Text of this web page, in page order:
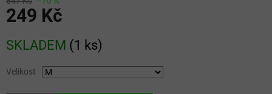
249 Kč
cena:
SKLADEM (1 ks)
Velikost